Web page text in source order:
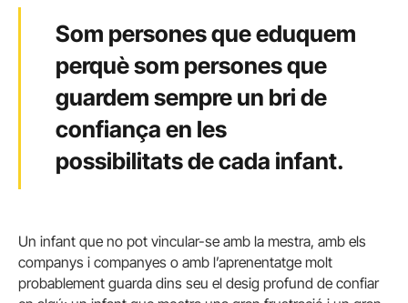
Som persones que eduquem
perquè som persones que
guardem sempre un bri de
confiança en les
possibilitats de cada infant.
Un infant que no pot vincular-se amb la mestra, amb els
companys i companyes o amb l’aprenentatge molt
probablement guarda dins seu el desig profund de confiar